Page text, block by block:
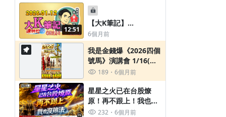
阿斯匹靈(邱正偉) VS.
資深分析師 連乾文 來
賓資料早知道！
12:51
【大K筆記】
2026.0112我是金錢爆
《速效錠》
6個月前
我是金錢爆《2026四個
號馬》演講會 1/16(五)
晚上20:00開賣
189 6個月前
星星之火已在台股燎
原！再不跟上！我也沒
辦法！《我是金錢爆》
232 6個月前